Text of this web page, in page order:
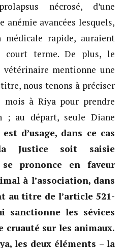
nécrosé, d’une
anémie avancées lesquels,
médicale rapide, auraient
terme. De plus, le
mentionne une
nous tenons à préciser
à Riya pour prendre
; au départ, seule Diane
d’usage, dans ce cas
Justice soit saisie
prononce en faveur
à l’association, dans
au titre de l’article 521-
sanctionne les sévices
cruauté sur les animaux.
les deux éléments – la